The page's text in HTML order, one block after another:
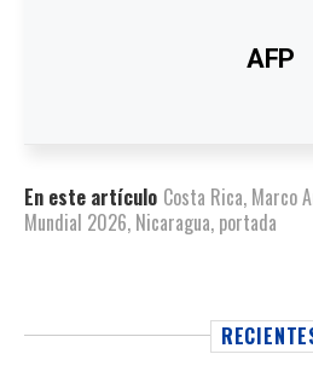
AFP
En este artículo Costa Rica, Marco
Mundial 2026, Nicaragua, portada